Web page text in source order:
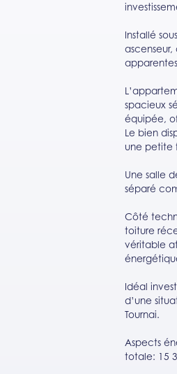
Installé
spacieux
équipée,
Le bien
une petite
Une salle
séparé
Côté
toiture
véritable
Idéal
d’une
Tournai.
Aspects
totale: 15